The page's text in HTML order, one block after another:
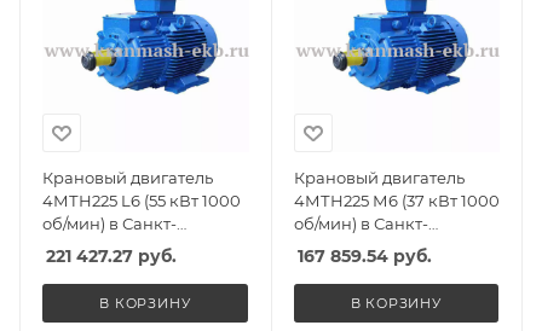
Крановый двигатель
4МТН225 L6 (55 кВт 1000
об/мин) в Санкт-
Петербурге, Спб
221 427.27 руб.
В КОРЗИНУ
Крановый двигатель
4МТН225 М6 (37 кВт 1000
об/мин) в Санкт-
Петербурге, Спб
167 859.54руб.
В КОРЗИНУ